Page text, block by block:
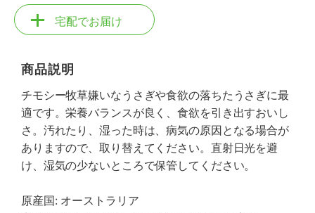
宅配でお届け
商品説明
チモシー牧草嫌いなうさぎや食欲の落ちたうさぎに最
適です。栄養バランスが良く、食欲を引き出すおいし
さ。汚れたり、湿った時は、病気の原因となる場合が
ありますので、取り替えてください。直射日光を避
け、湿気の少ないところで保管してください。
原産国: オーストラリア